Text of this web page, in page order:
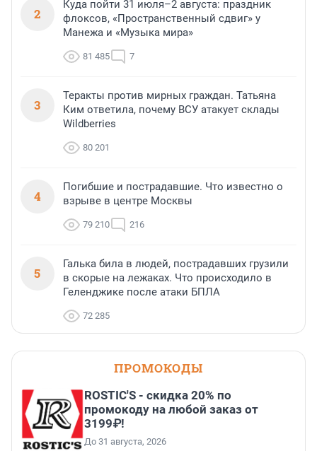
2
Куда пойти 31 июля–2 августа: праздник
флоксов, «Пространственный сдвиг» у
Манежа и «Музыка мира»
81 485 7
3
Теракты против мирных граждан. Татьяна
Ким ответила, почему ВСУ атакует склады
Wildberries
80 201
4
Погибшие и пострадавшие. Что известно о
взрыве в центре Москвы
79 210 216
5
Галька била в людей, пострадавших грузили
в скорые на лежаках. Что происходило в
Геленджике после атаки БПЛА
72 285
ПРОМОКОДЫ
ROSTIC'S - скидка 20% по
промокоду на любой заказ от
3199₽!
До 31 августа, 2026